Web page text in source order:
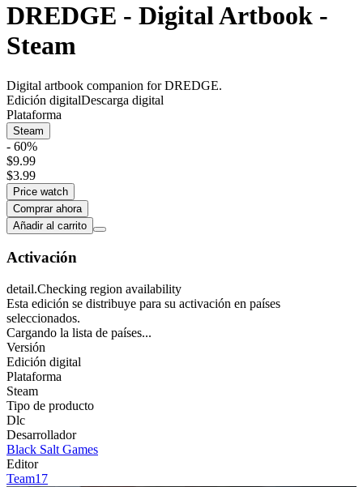
DREDGE - Digital Artbook -
Steam
Digital artbook companion for DREDGE.
Edición digitalDescarga digital
Plataforma
Steam
- 60%
$9.99
$3.99
Price watch
Comprar ahora
Añadir al carrito
Activación
detail.Checking region availability
Esta edición se distribuye para su activación en países
seleccionados.
Cargando la lista de países...
Versión
Edición digital
Plataforma
Steam
Tipo de producto
Dlc
Desarrollador
Black Salt Games
Editor
Team17